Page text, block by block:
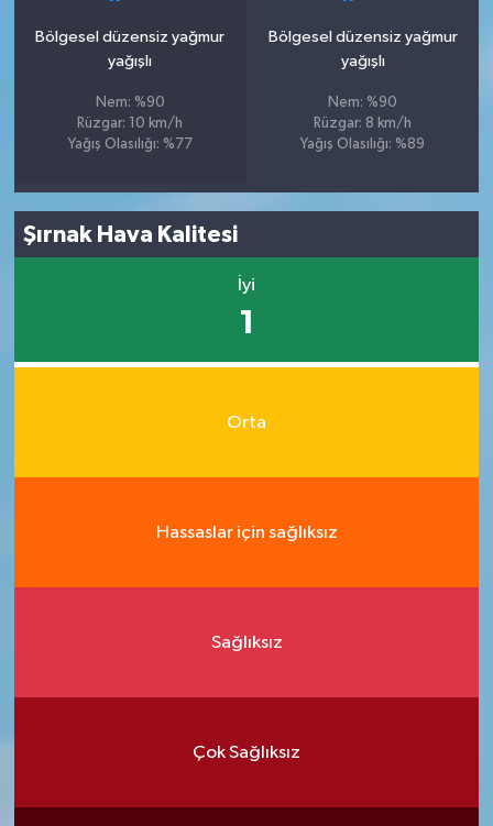
Bölgesel düzensiz yağmur
yağışlı
Nem: %90
Rüzgar: 10 km/h
Yağış Olasılığı: %77
Bölgesel düzensiz yağmur
yağışlı
Nem: %90
Rüzgar: 8 km/h
Yağış Olasılığı: %89
Şırnak Hava Kalitesi
İyi
1
Orta
Hassaslar için sağlıksız
Sağlıksız
Çok Sağlıksız